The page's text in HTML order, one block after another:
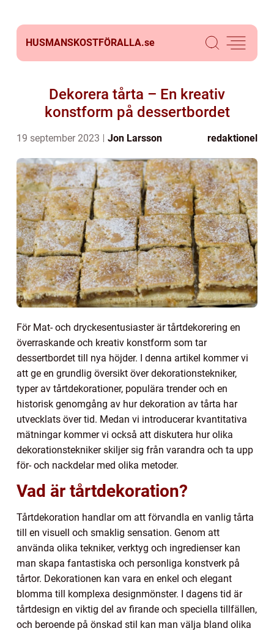
HUSMANSKOSTFÖRALLA.se
Dekorera tårta – En kreativ
konstform på dessertbordet
19 september 2023 Jon Larsson redaktionel
För Mat- och dryckesentusiaster är tårtdekorering en
överraskande och kreativ konstform som tar
dessertbordet till nya höjder. I denna artikel kommer vi
att ge en grundlig översikt över dekorationstekniker,
typer av tårtdekorationer, populära trender och en
historisk genomgång av hur dekoration av tårta har
utvecklats över tid. Medan vi introducerar kvantitativa
mätningar kommer vi också att diskutera hur olika
dekorationstekniker skiljer sig från varandra och ta upp
för- och nackdelar med olika metoder.
Vad är tårtdekoration?
Tårtdekoration handlar om att förvandla en vanlig tårta
till en visuell och smaklig sensation. Genom att
använda olika tekniker, verktyg och ingredienser kan
man skapa fantastiska och personliga konstverk på
tårtor. Dekorationen kan vara en enkel och elegant
blomma till komplexa designmönster. I dagens tid är
tårtdesign en viktig del av firande och speciella tillfällen,
och beroende på önskad stil kan man välja bland olika